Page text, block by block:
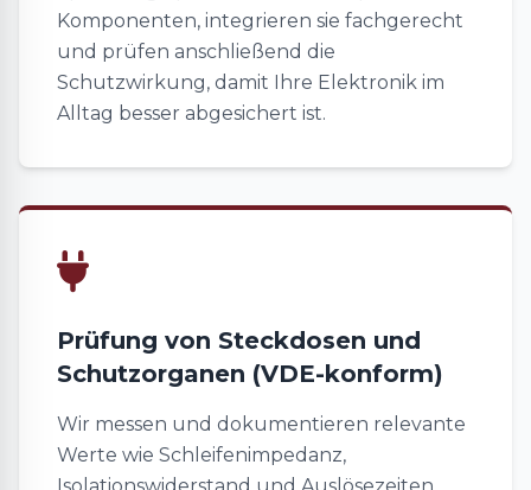
Komponenten, integrieren sie fachgerecht
und prüfen anschließend die
Schutzwirkung, damit Ihre Elektronik im
Alltag besser abgesichert ist.
Prüfung von Steckdosen und
Schutzorganen (VDE-konform)
Wir messen und dokumentieren relevante
Werte wie Schleifenimpedanz,